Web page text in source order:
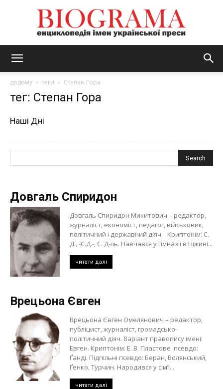
додому теги Степан Гора
тег: Степан Гора
Наші Дні
Довгаль Спиридон
Довгаль Спиридон Микитович – редактор,
журналіст, економіст, педагог, військовик,
політичний і державний діяч. Криптонім: С.
Д., -С.Д.-, С. Д-ль. Навчався у гімназії в Ніжині...
читати далі
Врецьона Євген
Врецьона Євген Омелянович – редактор,
публіцист, журналіст, громадсько-
політичний діяч. Варіант правопису імені:
Евген. Криптонім: Е. В. Пластове псевдо:
Ґанді. Підпільні псевдо: Беран, Волянський,
Ґенко, Турчин. Народився у сім’ї...
читати далі